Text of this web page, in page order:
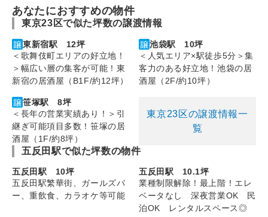
あなたにおすすめの物件
東京23区で似た坪数の譲渡情報
東新宿駅 12坪
＜歌舞伎町エリアの好立地！
＞幅広い層の集客が可能！東
新宿の居酒屋（B1F/約12坪）
池袋駅 10坪
＜人気エリア×駅徒歩5分＞集
客力のある好立地！池袋の居
酒屋（2F/約10坪）
笹塚駅 8坪
＜長年の営業実績あり！＞引
継ぎ可能項目多数！笹塚の居
酒屋（1F/約8坪）
東京23区の譲渡情報一
覧
五反田駅で似た坪数の物件
五反田駅 10坪
五反田駅繁華街、ガールズバ
ー、重飲食、カラオケ等可能
五反田駅 10.1坪
業種制限解除！最上階！エレ
ベータなし 深夜営業OK 民
泊OK レンタルスペース◎